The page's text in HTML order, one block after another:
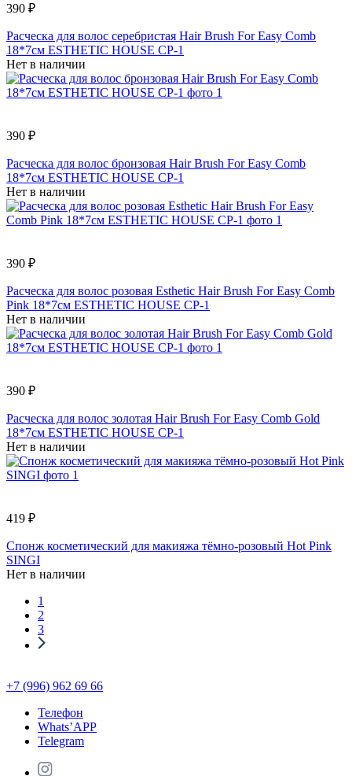
390 ₽
Расческа для волос серебристая Hair Brush For Easy Comb
18*7см ESTHETIC HOUSE CP-1
Нет в наличии
390 ₽
Расческа для волос бронзовая Hair Brush For Easy Comb
18*7см ESTHETIC HOUSE СР-1
Нет в наличии
390 ₽
Расческа для волос розовая Esthetic Hair Brush For Easy Comb
Pink 18*7см ESTHETIC HOUSE CP-1
Нет в наличии
390 ₽
Расческа для волос золотая Hair Brush For Easy Comb Gold
18*7см ESTHETIC HOUSE CP-1
Нет в наличии
419 ₽
Спонж косметический для макияжа тёмно-розовый Hot Pink
SINGI
Нет в наличии
1
2
3
+7 (996) 962 69 66
Телефон
Whats’APP
Telegram